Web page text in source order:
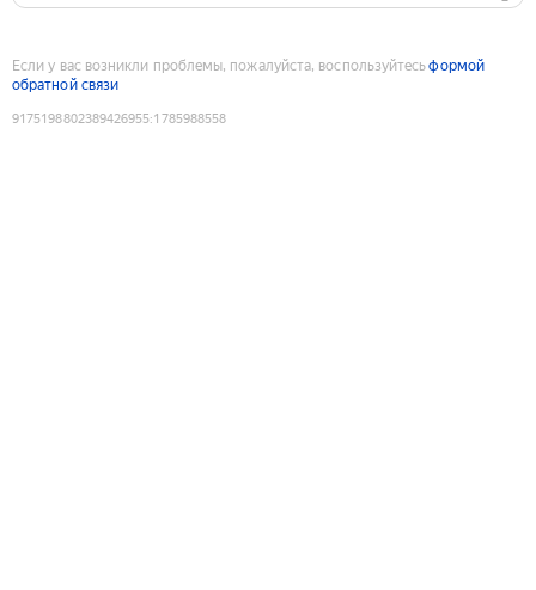
Если у вас возникли проблемы, пожалуйста, воспользуйтесьформой
обратной связи
9175198802389426955:1785988558